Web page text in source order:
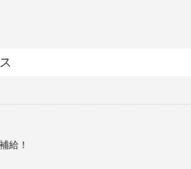
給！